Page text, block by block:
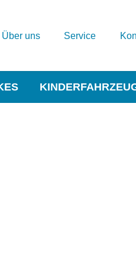
Über uns Service